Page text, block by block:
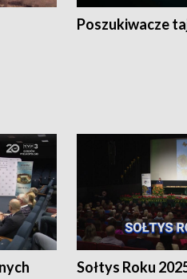
Poszukiwacze
Sołtys Roku